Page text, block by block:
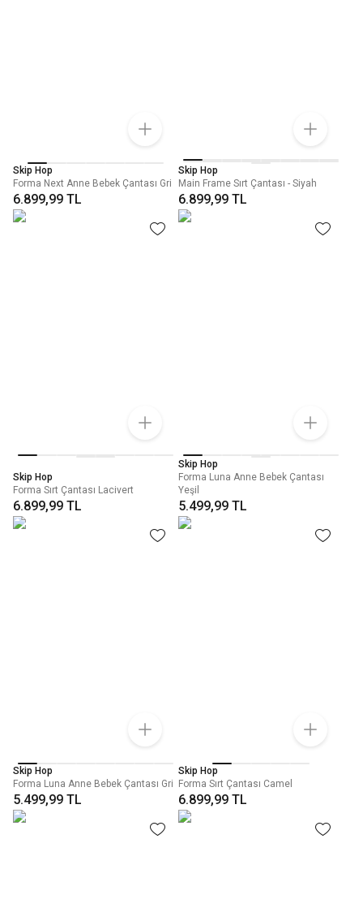
Skip Hop
Forma Next Anne Bebek Çantası Gri
6.899,99 TL
Skip Hop
Main Frame Sırt Çantası - Siyah
6.899,99 TL
Skip Hop
Forma Sırt Çantası Lacivert
6.899,99 TL
Skip Hop
Forma Luna Anne Bebek Çantası
Yeşil
5.499,99 TL
Skip Hop
Forma Luna Anne Bebek Çantası Gri
5.499,99 TL
Skip Hop
Forma Sırt Çantası Camel
6.899,99 TL